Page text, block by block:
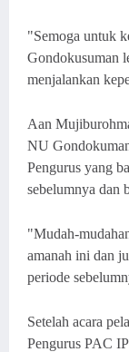
"Semoga untuk
Gondokusuman
menjalankan
Aan
NU
Pengurus yang
sebelumnya dan
"Mudah-
amanah ini dan
periode
Setelah acara
Pengurus PAC